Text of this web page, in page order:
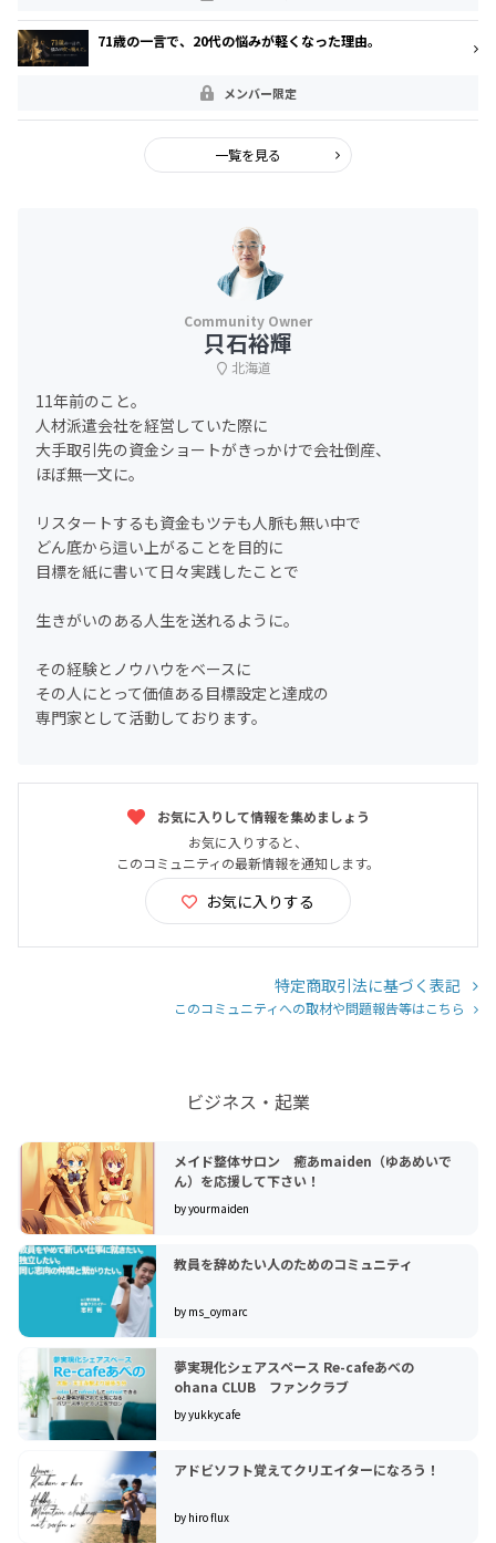
71歳の一言で、20代の悩みが軽くなった理由。
メンバー限定
一覧を見る
只石裕輝
北海道
11年前のこと。
人材派遣会社を経営していた際に
大手取引先の資金ショートがきっかけで会社倒産、
ほぼ無一文に。
リスタートするも資金もツテも人脈も無い中で
どん底から這い上がることを目的に
目標を紙に書いて日々実践したことで
生きがいのある人生を送れるように。
その経験とノウハウをベースに
その人にとって価値ある目標設定と達成の
専門家として活動しております。
お気に入りして情報を集めましょう
お気に入りすると、
このコミュニティの最新情報を通知します。
お気に入りする
特定商取引法に基づく表記
このコミュニティへの取材や問題報告等はこちら
ビジネス・起業
メイド整体サロン 癒あmaiden（ゆあめいで
ん）を応援して下さい！
by yourmaiden
教員を辞めたい人のためのコミュニティ
by ms_oymarc
夢実現化シェアスペース Re-cafeあべの
ohana CLUB ファンクラブ
by yukkycafe
アドビソフト覚えてクリエイターになろう！
by hiro flux